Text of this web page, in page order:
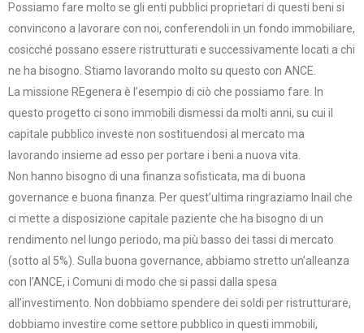
Possiamo fare molto se gli enti pubblici proprietari di questi beni si
convincono a lavorare con noi, conferendoli in un fondo immobiliare,
cosicché possano essere ristrutturati e successivamente locati a chi
ne ha bisogno. Stiamo lavorando molto su questo con ANCE.
La missione REgenera è l’esempio di ciò che possiamo fare. In
questo progetto ci sono immobili dismessi da molti anni, su cui il
capitale pubblico investe non sostituendosi al mercato ma
lavorando insieme ad esso per portare i beni a nuova vita.
Non hanno bisogno di una finanza sofisticata, ma di buona
governance e buona finanza. Per quest’ultima ringraziamo Inail che
ci mette a disposizione capitale paziente che ha bisogno di un
rendimento nel lungo periodo, ma più basso dei tassi di mercato
(sotto al 5%). Sulla buona governance, abbiamo stretto un’alleanza
con l’ANCE, i Comuni di modo che si passi dalla spesa
all’investimento. Non dobbiamo spendere dei soldi per ristrutturare,
dobbiamo investire come settore pubblico in questi immobili,